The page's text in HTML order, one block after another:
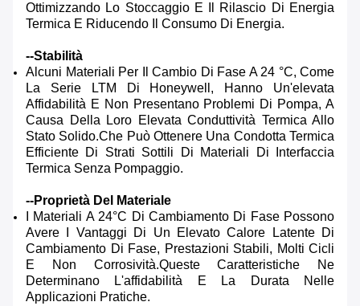
Ottimizzando Lo Stoccaggio E Il Rilascio Di Energia
Termica E Riducendo Il Consumo Di Energia.
--Stabilità
Alcuni Materiali Per Il Cambio Di Fase A 24 °C, Come
La Serie LTM Di Honeywell, Hanno Un'elevata
Affidabilità E Non Presentano Problemi Di Pompa, A
Causa Della Loro Elevata Conduttività Termica Allo
Stato Solido.che Può Ottenere Una Condotta Termica
Efficiente Di Strati Sottili Di Materiali Di Interfaccia
Termica Senza Pompaggio.
--Proprietà Del Materiale
I Materiali A 24°C Di Cambiamento Di Fase Possono
Avere I Vantaggi Di Un Elevato Calore Latente Di
Cambiamento Di Fase, Prestazioni Stabili, Molti Cicli
E Non Corrosività.Queste Caratteristiche Ne
Determinano L'affidabilità E La Durata Nelle
Applicazioni Pratiche.